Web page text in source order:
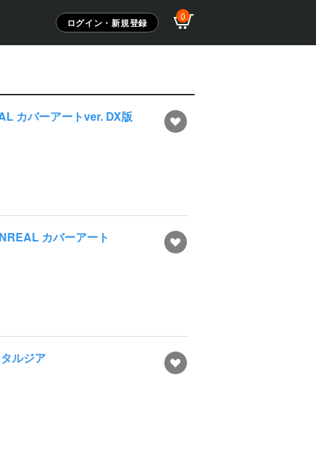
ログイン・新規登録
0
カバーアートver. DX版
カバーアート
ルジア